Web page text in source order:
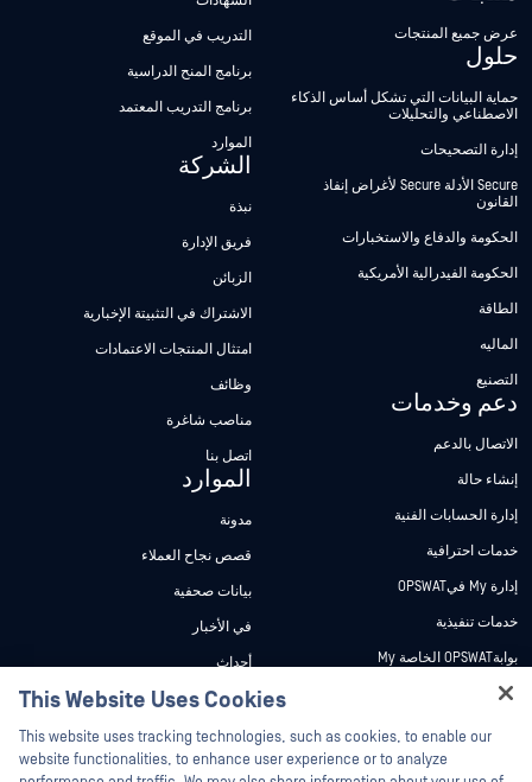
عرض جميع المنتجات
حلول
حماية البيانات التي تشكل أساس الذكاء
الاصطناعي والتحليلات
إدارة التصحيحات
Secure الأدلة Secure لأغراض إنفاذ
القانون
الحكومة والدفاع والاستخبارات
الحكومة الفيدرالية الأمريكية
الطاقة
الماليه
التصنيع
دعم وخدمات
الاتصال بالدعم
إنشاء حالة
إدارة الحسابات الفنية
خدمات احترافية
إدارة My فيOPSWAT
خدمات تنفيذية
بوابةOPSWAT الخاصة My
وثائق تقنية
دورات تدريبية
برنامج الثغرات الأمنية
التدريب في الموقع
برنامج المنح الدراسية
برنامج التدريب المعتمد
الموارد
الشركة
نبذة
فريق الإدارة
الزبائن
الاشتراك في التثبيتة الإخبارية
امتثال المنتجات الاعتمادات
وظائف
مناصب شاغرة
اتصل بنا
الموارد
مدونة
قصص نجاح العملاء
بيانات صحفية
في الأخبار
أحداث
ندوات عبر الإنترنت
أوراق البيانات
مستندات تقنية
This Website Uses Cookies
This website uses tracking technologies, such as cookies, to enable our
website functionalities, to enhance user experience or to analyze
Hey there!
I'm Ozzy, your OPSWAT virtual assistant.